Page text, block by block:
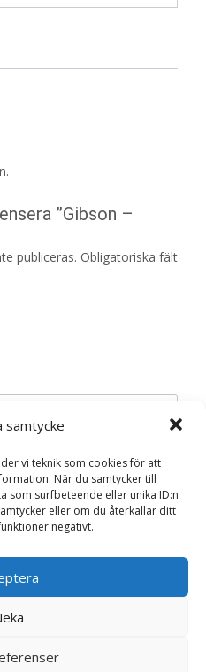
samtycke
vi teknik som cookies för att
När du samtycker till
som surfbeteende eller unika ID:n
eller om du återkallar ditt
negativt.
”Gibson –
publiceras. Obligatoriska fält
och webbplats i
jag skriver en